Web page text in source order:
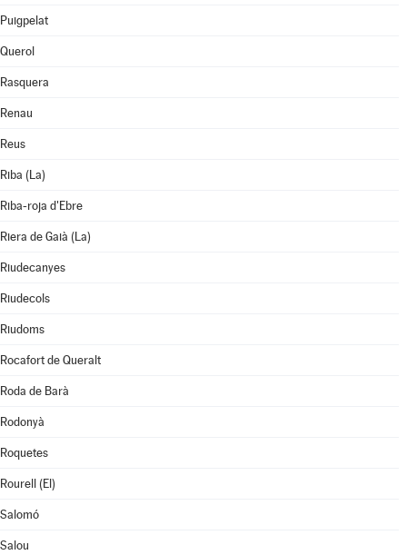
Puigpelat
Querol
Rasquera
Renau
Reus
Riba (La)
Riba-roja d'Ebre
Riera de Gaià (La)
Riudecanyes
Riudecols
Riudoms
Rocafort de Queralt
Roda de Barà
Rodonyà
Roquetes
Rourell (El)
Salomó
Salou